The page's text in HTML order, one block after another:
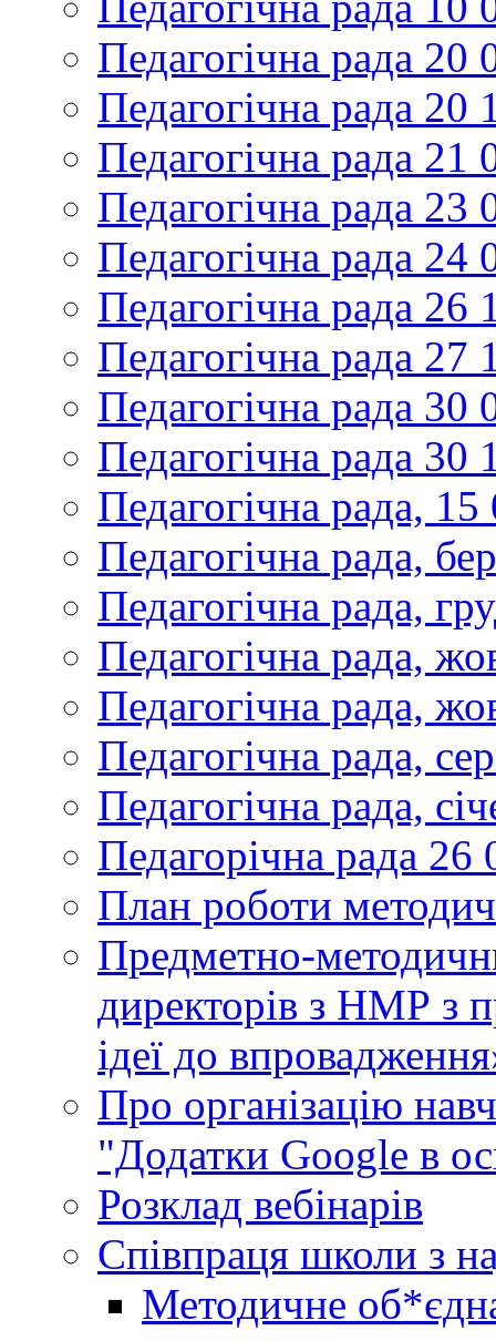
Педагогічна рада 20
Педагогічна рада 20
Педагогічна рада 21
Педагогічна рада 23
Педагогічна рада 24
Педагогічна рада 26
Педагогічна рада 27
Педагогічна рада 30
Педагогічна рада 30
Педагогічна рада,
Педагогічна рада,
Педагогічна рада,
Педагогічна рада,
Педагогічна рада,
Педагогічна рада,
Педагогічна рада,
Педагорічна рада 26
План роботи
Предметно-
директорів з НМР з
ідеї до
Про організацію
"Додатки Google в
Розклад вебінарів
Співпраця школи з
Методичне